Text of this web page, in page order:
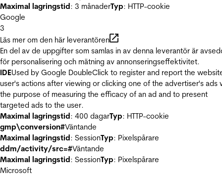
Maximal lagringstid: 3 månaderTyp: HTTP-cookie
Google
3
Läs mer om den här leverantören
En del av de uppgifter som samlas in av denna leverantör är
för personalisering och mätning av annonseringseffektivitet.
IDEUsed by Google DoubleClick to register and report the
user's actions after viewing or clicking one of the advertiser's ads
the purpose of measuring the efficacy of an ad and to present
targeted ads to the user.
Maximal lagringstid: 400 dagarTyp: HTTP-cookie
gmp\conversion#Väntande
Maximal lagringstid: SessionTyp: Pixelspårare
ddm/activity/src=#Väntande
Maximal lagringstid: SessionTyp: Pixelspårare
Microsoft